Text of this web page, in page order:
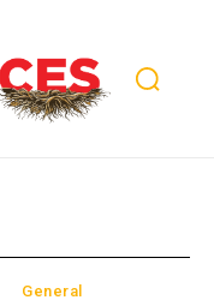
General